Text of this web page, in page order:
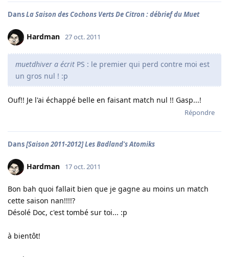
DansLa Saison des Cochons Verts De Citron : débrief du Muet
Hardman 27 oct. 2011
muetdhiver a écrit PS : le premier qui perd contre moi est
un gros nul ! :p
Ouf!! Je l'ai échappé belle en faisant match nul !! Gasp...!
Répondre
Dans[Saison 2011-2012] Les Badland's Atomiks
Hardman 17 oct. 2011
Bon bah quoi fallait bien que je gagne au moins un match
cette saison nan!!!!?
Désolé Doc, c'est tombé sur toi... :p
à bientôt!